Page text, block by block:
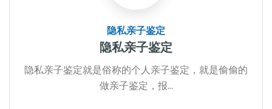
隐私亲子鉴定
隐私亲子鉴定
隐私亲子鉴定就是俗称的个人亲子鉴定，就是偷偷的
做亲子鉴定，报...